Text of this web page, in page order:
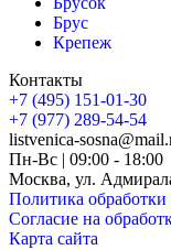
Брус
Крепеж
Контакты
+7 (495) 151-01-30
+7 (977) 289-54-54
listvenica-
Пн-Вс | 09:00 - 18:00
Москва, ул.
Политика
Согласие на
Карта сайта